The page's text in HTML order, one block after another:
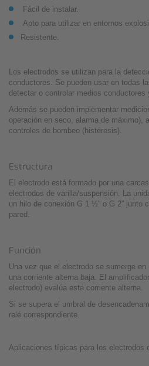
Fácil de instalar.
Apto para utilizar en entornos
Resistente.
Los electrodos se utilizan para la
conductores. Se pueden usar en todas
detectar o controlar medios conductores
Además se pueden implementar
operación en seco, alarma de
controles de bombeo (histéresis).
Estructura
El electrodo está formado por una
electrodos de varilla/suspensión. La
un hilo de conexión G 1 ½” o G 2” junto
pared.
Función
Una vez que el electrodo se sumerge
una corriente alterna baja. El
electrodo) evalúa esta corriente alterna.
Si se supera el umbral de
relé correspondiente.
Aplicaciones típicas para los electrodos